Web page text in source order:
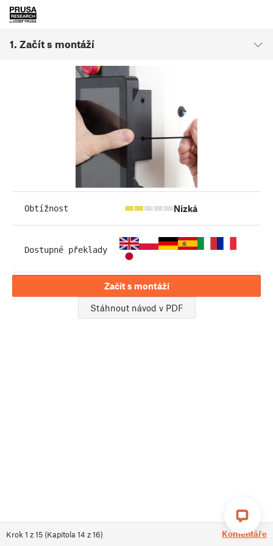
1. Začít s montáží
Krok 1 z15 (Kapitola 14 z16) Komentáře
Obtížnost Nízká
Dostupné překlady
Začít s montáží
Stáhnout návod v PDF